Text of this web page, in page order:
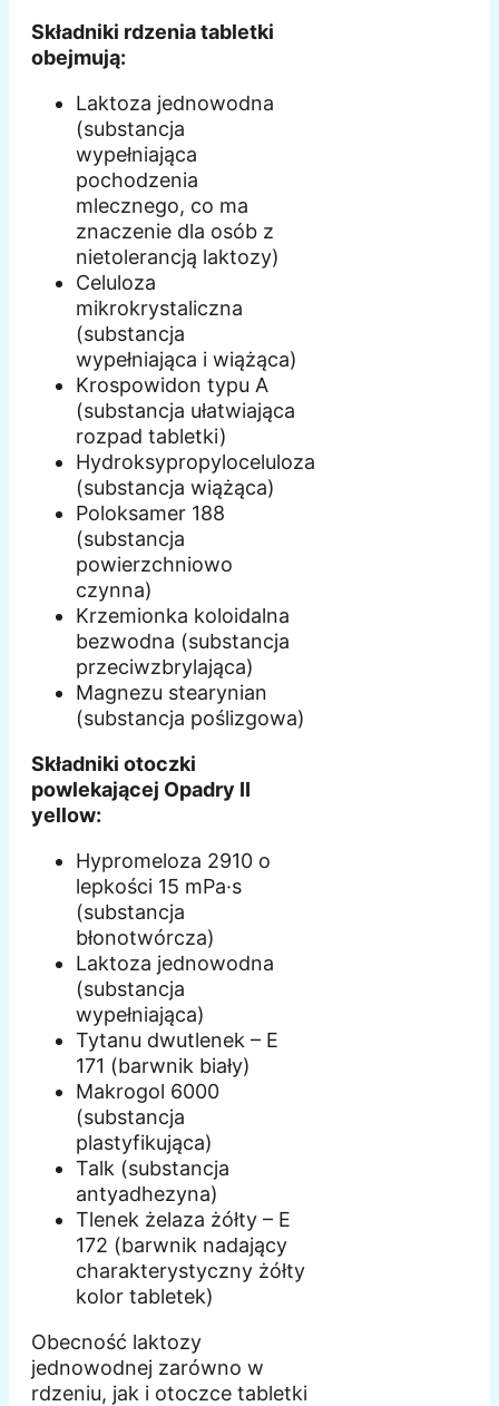
Składniki rdzenia tabletki
obejmują:
Laktoza jednowodna
(substancja
wypełniająca
pochodzenia
mlecznego, co ma
znaczenie dla osób z
nietolerancją laktozy)
Celuloza
mikrokrystaliczna
(substancja
wypełniająca i wiążąca)
Krospowidon typu A
(substancja ułatwiająca
rozpad tabletki)
Hydroksypropyloceluloza
(substancja wiążąca)
Poloksamer 188
(substancja
powierzchniowo
czynna)
Krzemionka koloidalna
bezwodna (substancja
przeciwzbrylająca)
Magnezu stearynian
(substancja poślizgowa)
Składniki otoczki
powlekającej Opadry II
yellow:
Hypromeloza 2910 o
lepkości 15 mPa·s
(substancja
błonotwórcza)
Laktoza jednowodna
(substancja
wypełniająca)
Tytanu dwutlenek – E
171 (barwnik biały)
Makrogol 6000
(substancja
plastyfikująca)
Talk (substancja
antyadhezyna)
Tlenek żelaza żółty – E
172 (barwnik nadający
charakterystyczny żółty
kolor tabletek)
Obecność laktozy
jednowodnej zarówno w
rdzeniu, jak i otoczce tabletki